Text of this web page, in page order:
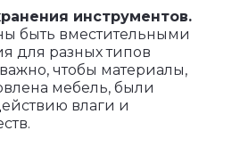
инструментов.
быть вместительными
для разных типов
чтобы материалы,
мебель, были
влаги и